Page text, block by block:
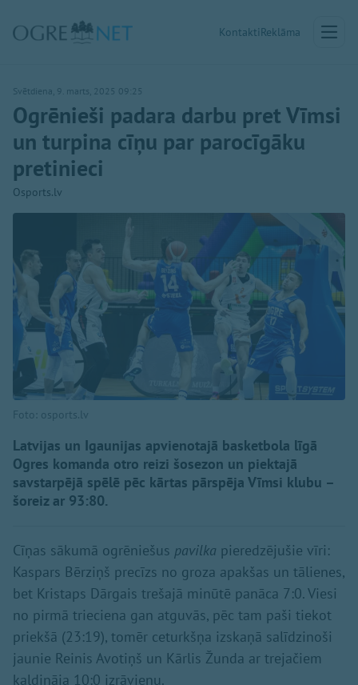
KontaktiReklāma
Svētdiena, 9. marts, 2025 09:25
Ogrēnieši padara darbu pret Vīmsi
un turpina cīņu par parocīgāku
pretinieci
Osports.lv
Foto: osports.lv
Latvijas un Igaunijas apvienotajā basketbola līgā
Ogres komanda otro reizi šosezon un piektajā
savstarpējā spēlē pēc kārtas pārspēja Vīmsi klubu –
šoreiz ar 93:80.
Cīņas sākumā ogrēniešus pavilka pieredzējušie vīri:
Kaspars Bērziņš precīzs no groza apakšas un tālienes,
bet Kristaps Dārgais trešajā minūtē panāca 7:0. Viesi
no pirmā trieciena gan atguvās, pēc tam paši tiekot
priekšā (23:19), tomēr ceturkšņa izskaņā salīdzinoši
jaunie Reinis Avotiņš un Kārlis Žunda ar trejačiem
kaldināja 10:0 izrāvienu.